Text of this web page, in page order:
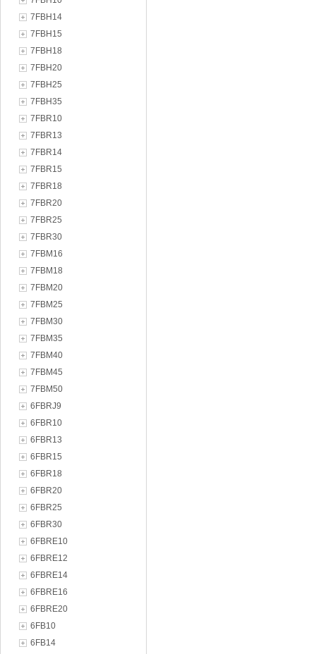
7FBH14
7FBH15
7FBH18
7FBH20
7FBH25
7FBH35
7FBR10
7FBR13
7FBR14
7FBR15
7FBR18
7FBR20
7FBR25
7FBR30
7FBM16
7FBM18
7FBM20
7FBM25
7FBM30
7FBM35
7FBM40
7FBM45
7FBM50
6FBRJ9
6FBR10
6FBR13
6FBR15
6FBR18
6FBR20
6FBR25
6FBR30
6FBRE10
6FBRE12
6FBRE14
6FBRE16
6FBRE20
6FB10
6FB14